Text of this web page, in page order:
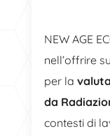
NEW AGE
nell’offrire
per la
da
contesti di